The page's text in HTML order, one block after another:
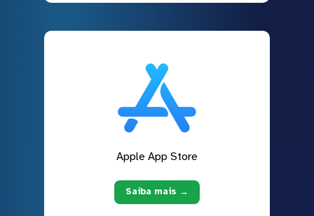
Apple App Store
Saiba mais →